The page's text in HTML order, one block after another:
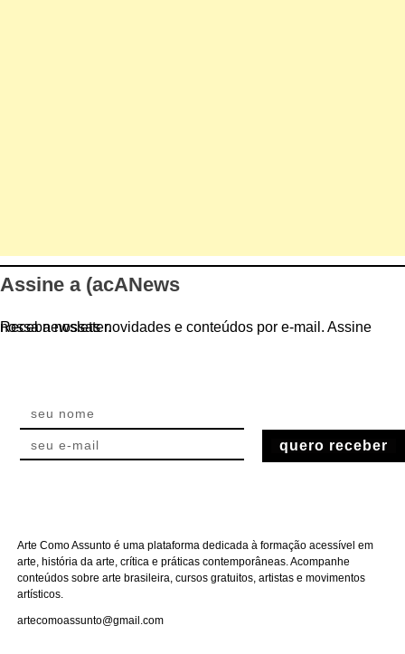
Assine a (acANews
Receba nossas novidades e conteúdos por e-mail. Assine nossa newsletter.
quero receber
Arte Como Assunto é uma plataforma dedicada à formação acessível em
arte, história da arte, crítica e práticas contemporâneas. Acompanhe
conteúdos sobre arte brasileira, cursos gratuitos, artistas e movimentos
artísticos.
artecomoassunto@gmail.com